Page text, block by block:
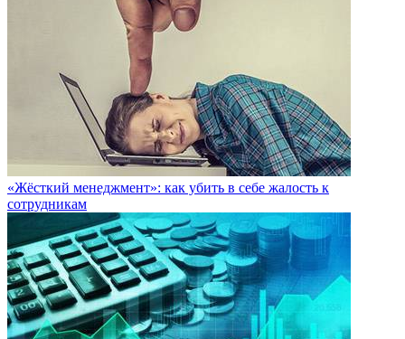
«Жёсткий менеджмент»: как убить в себе жалость к
сотрудникам